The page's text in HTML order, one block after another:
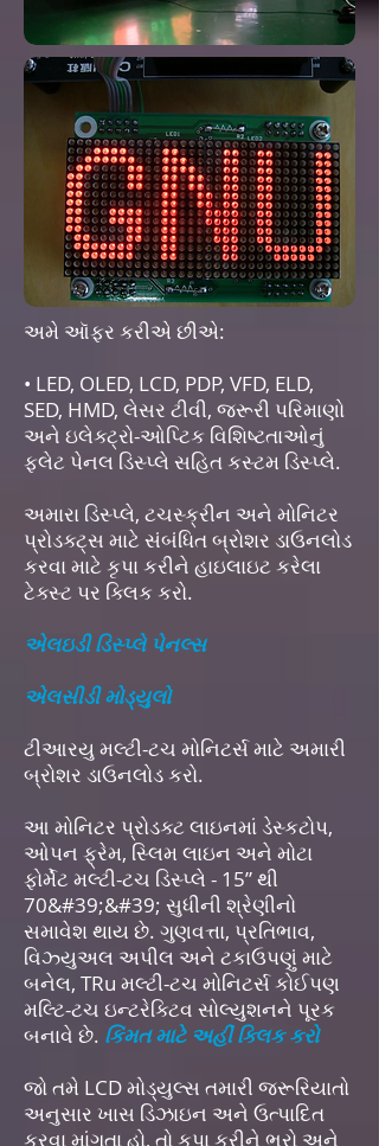
અમે ઑફર કરીએ છીએ:
• LED, OLED, LCD, PDP, VFD, ELD,
SED, HMD, લેસર ટીવી, જરૂરી પરિમાણો
અને ઇલેક્ટ્રો-ઓપ્ટિક વિશિષ્ટતાઓનું
ફ્લેટ પેનલ ડિસ્પ્લે સહિત કસ્ટમ ડિસ્પ્લે.
અમારા ડિસ્પ્લે, ટચસ્ક્રીન અને મોનિટર
પ્રોડક્ટ્સ માટે સંબંધિત બ્રોશર ડાઉનલોડ
કરવા માટે કૃપા કરીને હાઇલાઇટ કરેલા
ટેક્સ્ટ પર ક્લિક કરો.
એલઇડી ડિસ્પ્લે પેનલ્સ
એલસીડી મોડ્યુલો
ટીઆરયુ મલ્ટી-ટચ મોનિટર્સ માટે અમારી
બ્રોશર ડાઉનલોડ કરો.
આ મોનિટર પ્રોડક્ટ લાઇનમાં ડેસ્કટોપ,
ઓપન ફ્રેમ, સ્લિમ લાઇન અને મોટા
ફોર્મેટ મલ્ટી-ટચ ડિસ્પ્લે - 15” થી
70&#39;&#39; સુધીની શ્રેણીનો
સમાવેશ થાય છે. ગુણવત્તા, પ્રતિભાવ,
વિઝ્યુઅલ અપીલ અને ટકાઉપણું માટે
બનેલ, TRu મલ્ટી-ટચ મોનિટર્સ કોઈપણ
મલ્ટિ-ટચ ઇન્ટરેક્ટિવ સોલ્યુશનને પૂરક
બનાવે છે. કિંમત માટે અહીં ક્લિક કરો
જો તમે LCD મોડ્યુલ્સ તમારી જરૂરિયાતો
અનુસાર ખાસ ડિઝાઇન અને ઉત્પાદિત
કરવા માંગતા હો, તો કૃપા કરીને ભરો અને